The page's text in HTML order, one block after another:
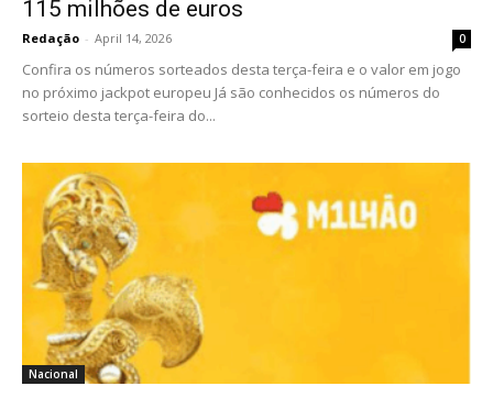
115 milhões de euros
Redação - April 14, 2026 0
Confira os números sorteados desta terça-feira e o valor em jogo
no próximo jackpot europeu Já são conhecidos os números do
sorteio desta terça-feira do...
Nacional